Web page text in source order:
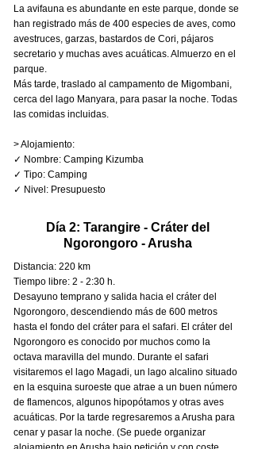
La avifauna es abundante en este parque, donde se
han registrado más de 400 especies de aves, como
avestruces, garzas, bastardos de Cori, pájaros
secretario y muchas aves acuáticas. Almuerzo en el
parque.
Más tarde, traslado al campamento de Migombani,
cerca del lago Manyara, para pasar la noche. Todas
las comidas incluidas.
> Alojamiento:
✓ Nombre: Camping Kizumba
✓ Tipo: Camping
✓ Nivel: Presupuesto
Día 2: Tarangire - Cráter del
Ngorongoro - Arusha
Distancia: 220 km
Tiempo libre: 2 - 2:30 h.
Desayuno temprano y salida hacia el cráter del
Ngorongoro, descendiendo más de 600 metros
hasta el fondo del cráter para el safari. El cráter del
Ngorongoro es conocido por muchos como la
octava maravilla del mundo. Durante el safari
visitaremos el lago Magadi, un lago alcalino situado
en la esquina suroeste que atrae a un buen número
de flamencos, algunos hipopótamos y otras aves
acuáticas. Por la tarde regresaremos a Arusha para
cenar y pasar la noche. (Se puede organizar